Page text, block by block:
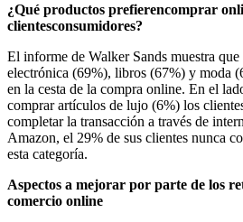
¿Qué productos prefierencomprar
clientesconsumidores?
El informe de Walker Sands muestra
electrónica (69%), libros (67%) y moda
en la cesta de la compra online. En el
comprar artículos de lujo (6%) los
completar la transacción a través de
Amazon, el 29% de sus clientes nunca
esta categoría.
Aspectos a mejorar por parte de los
comercio online